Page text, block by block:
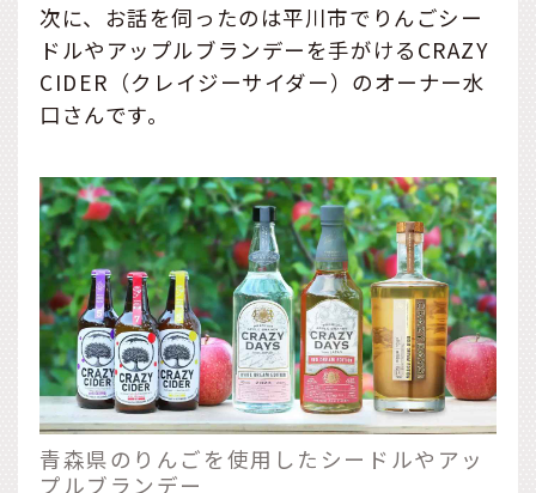
次に、お話を伺ったのは平川市でりんごシー
ドルやアップルブランデーを手がけるCRAZY
CIDER（クレイジーサイダー）のオーナー水
口さんです。
青森県のりんごを使用したシードルやアッ
プルブランデー